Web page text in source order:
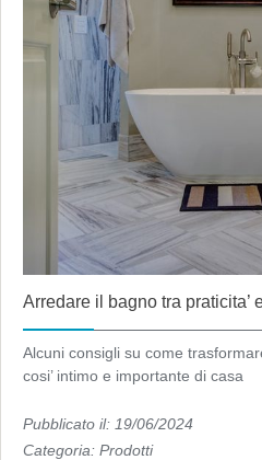
Arredare il bagno tra praticita’
Alcuni consigli su come
cosi’ intimo e importante di casa
Pubblicato il: 19/06/2024
Categoria: Prodotti